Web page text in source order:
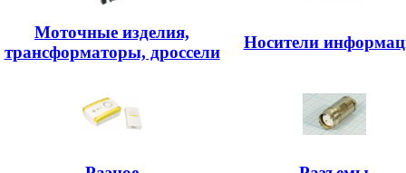
Моточные изделия,
трансформаторы, дроссели
Носители